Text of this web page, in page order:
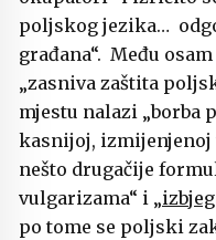
poljskog jezika…
građana“. Među
„zasniva zaštita
mjestu nalazi „borba
kasnijoj, izmijenjenoj
nešto drugačije
vulgarizama“ i „
po tome se poljski